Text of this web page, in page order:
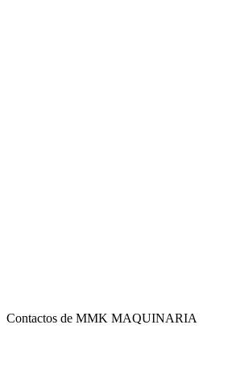
Contactos de MMK MAQUINARIA